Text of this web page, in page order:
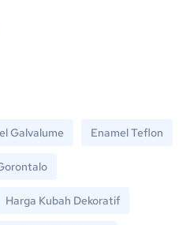
Galvalume Enamel Teflon
Harga Kubah Dekoratif